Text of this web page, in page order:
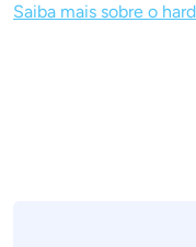
Saiba mais sobre o